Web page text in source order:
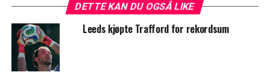
DETTE KAN DU OGSÅ LIKE
Leeds kjøpte Trafford for rekordsum